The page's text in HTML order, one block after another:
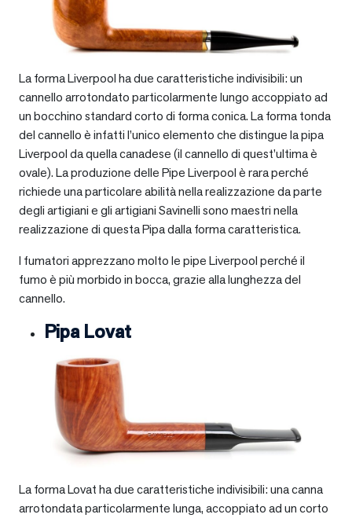
La forma Liverpool ha due caratteristiche indivisibili: un
cannello arrotondato particolarmente lungo accoppiato ad
un bocchino standard corto di forma conica. La forma tonda
del cannello è infatti l’unico elemento che distingue la pipa
Liverpool da quella canadese (il cannello di quest’ultima è
ovale). La produzione delle Pipe Liverpool è rara perché
richiede una particolare abilità nella realizzazione da parte
degli artigiani e gli artigiani Savinelli sono maestri nella
realizzazione di questa Pipa dalla forma caratteristica.
I fumatori apprezzano molto le pipe Liverpool perché il
fumo è più morbido in bocca, grazie alla lunghezza del
cannello.
Pipa Lovat
La forma Lovat ha due caratteristiche indivisibili: una canna
arrotondata particolarmente lunga, accoppiato ad un corto